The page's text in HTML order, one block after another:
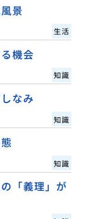
景
生活
機会
知識
なみ
知識
知識
「義理」が